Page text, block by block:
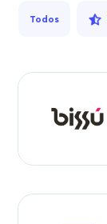
Todos